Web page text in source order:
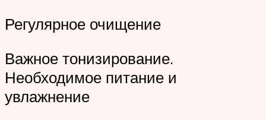
Регулярное очищение
Важное тонизирование.
Необходимое питание и
увлажнение